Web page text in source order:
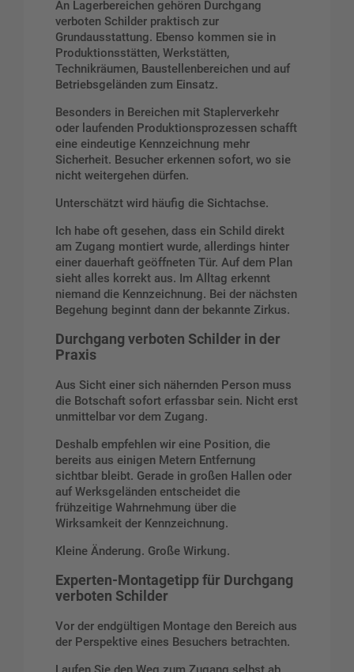
An Lagerbereichen gehören Durchgang
verboten Schilder praktisch zur
Grundausstattung. Ebenso kommen sie in
Produktionsstätten, Werkstätten,
Technikräumen, Baustellenbereichen und auf
Betriebsgeländen zum Einsatz.
Besonders in Bereichen mit Staplerverkehr
oder laufenden Produktionsprozessen schafft
eine eindeutige Kennzeichnung mehr
Sicherheit. Besucher erkennen sofort, wo sie
nicht weitergehen dürfen.
Unterschätzt wird häufig die Sichtachse.
Ich habe oft gesehen, dass ein Schild direkt
am Zugang montiert wurde, allerdings hinter
einer dauerhaft geöffneten Tür. Auf dem Plan
sieht alles korrekt aus. Im Alltag erkennt
niemand die Kennzeichnung. Bei der nächsten
Begehung beginnt dann der bekannte Zirkus.
Durchgang verboten Schilder in der
Praxis
Aus Sicht einer sich nähernden Person muss
die Botschaft sofort erfassbar sein. Nicht erst
unmittelbar vor dem Zugang.
Deshalb empfehlen wir eine Position, die
bereits aus einigen Metern Entfernung
sichtbar bleibt. Gerade in großen Hallen oder
auf Werksgeländen entscheidet die
frühzeitige Wahrnehmung über die
Wirksamkeit der Kennzeichnung.
Kleine Änderung. Große Wirkung.
Experten-Montagetipp für Durchgang
verboten Schilder
Vor der endgültigen Montage den Bereich aus
der Perspektive eines Besuchers betrachten.